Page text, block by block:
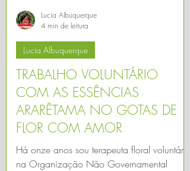
TRABALHO VOLUNTÁRIO
COM AS ESSÊNCIAS
ARARÊTAMA NO GOTAS DE
FLOR COM AMOR
Há onze anos sou terapeuta floral voluntária
na Organização Não Governamental
Lucia Albuquerque
Lucia Albuquerque
4 min de leitura